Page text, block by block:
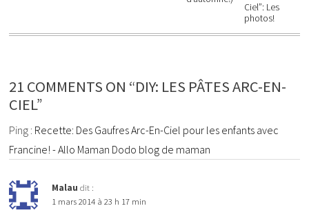
Ciel”: Les
photos!
21 COMMENTS ON “DIY: LES PÂTES ARC-EN-
CIEL”
Ping : Recette: Des Gaufres Arc-En-Ciel pour les enfants avec
Francine! - Allo Maman Dodo blog de maman
Malau dit :
1 mars 2014 à 23 h 17 min